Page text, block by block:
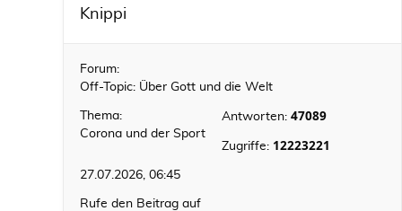
Knippi
Forum:
Off-Topic: Über Gott und die Welt
Thema:
Corona und der Sport
Antworten: 47089
Zugriffe: 12223221
27.07.2026, 06:45
Rufe den Beitrag auf